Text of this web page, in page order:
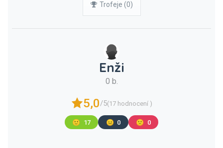
Trofeje (0)
Enži
0 b.
5,0/5(17 hodnocení )
🙂 17 😐 0 🙁 0